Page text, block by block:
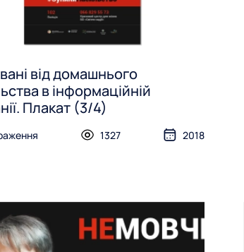
від домашнього
в інформаційній
Плакат (3/4)
1327 2018